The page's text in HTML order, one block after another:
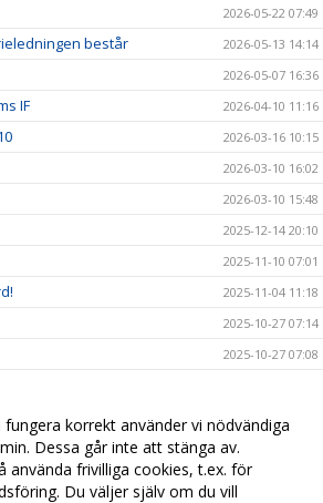
2026-05-22 07:49
består 2026-05-13 14:14
2026-05-07 16:36
IF 2026-04-10 11:16
2026-03-16 10:15
2026-03-10 16:02
2026-03-10 15:48
2025-12-14 20:10
2025-11-10 07:01
2025-11-04 11:18
2025-10-27 07:14
2025-10-27 07:08
KL 19:00 2025-10-01 08:00
2025-07-01 15:58
2025-06-30 08:01
korrekt använder vi nödvändiga
Dessa går inte att stänga av.
använda frivilliga cookies, t.ex. för
Du väljer själv om du vill